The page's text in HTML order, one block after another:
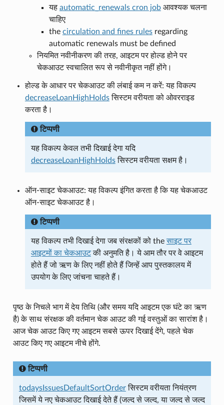
यह automatic_renewals cron jobआवश्यक चलना
चाहिए
the circulation and fines rulesregarding
automatic renewals must be defined
नियमित नवीनीकरण की तरह, आइटम पर होल्ड होने पर
चेकआउट स्वचालित रूप से नवीनीकृत नहीं होंगे।
होल्ड के आधार पर चेकआउट की लंबाई कम न करें: यह विकल्प
decreaseLoanHighHoldsसिस्टम वरीयता को ओवरराइड
करता है।
टिप्पणी
यह विकल्प केवल तभी दिखाई देगा यदि
decreaseLoanHighHoldsसिस्टम वरीयता सक्षम है।
ऑन-साइट चेकआउट: यह विकल्प इंगित करता है कि यह चेकआउट
ऑन-साइट चेकआउट है।
टिप्पणी
यह विकल्प तभी दिखाई देगा जब संरक्षकों को theसाइट पर
आइटमों का चेकआउटकी अनुमति है। ये आम तौर पर वे आइटम
होते हैं जो ऋण के लिए नहीं होते हैं जिन्हें आप पुस्तकालय में
उपयोग के लिए जांचना चाहते हैं।
पृष्ठ के निचले भाग में देय तिथि (और समय यदि आइटम एक घंटे का ऋण
है) के साथ संरक्षक की वर्तमान चेक आउट की गई वस्तुओं का सारांश है।
आज चेक आउट किए गए आइटम सबसे ऊपर दिखाई देंगे, पहले चेक
आउट किए गए आइटम नीचे होंगे.
टिप्पणी
todaysIssuesDefaultSortOrderसिस्टम वरीयता नियंत्रण
जिसमें ये नए चेकआउट दिखाई देते हैं (जल्द से जल्द, या जल्द से जल्द